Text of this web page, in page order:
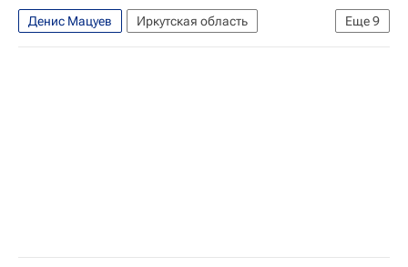
Еще9
Денис Мацуев
Иркутская область
Саратов
Константин Богомолов